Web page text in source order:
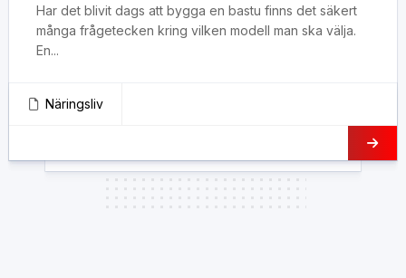
Har det blivit dags att bygga en bastu finns det säkert
många frågetecken kring vilken modell man ska välja.
En...
Näringsliv